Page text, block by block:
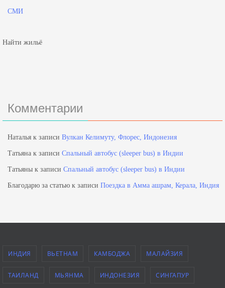
СМИ
Найти жильё
Комментарии
Наталья к записи Вулкан Келимуту, Флорес, Индонезия
Татьяна к записи Спальный автобус (sleeper bus) в Индии
Татьяны к записи Спальный автобус (sleeper bus) в Индии
Благодарю за статью к записи Поездка в Амма ашрам, Керала, Индия
ИНДИЯ ВЬЕТНАМ КАМБОДЖА МАЛАЙЗИЯ
ТАИЛАНД МЬЯНМА ИНДОНЕЗИЯ СИНГАПУР